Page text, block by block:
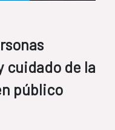
cuidado de la
público